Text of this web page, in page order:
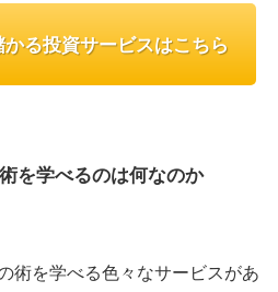
る投資サービスはこちら
を学べるのは何なのか
術を学べる色々なサービスがあ